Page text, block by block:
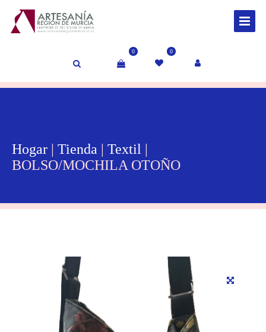
0 0
Hogar Tienda Textil
BOLSO/MOCHILA OTOÑO